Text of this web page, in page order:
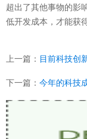
超出了其他事物的影
低开发成本，才能获
上一篇： 目前科技创
下一篇： 今年的科技